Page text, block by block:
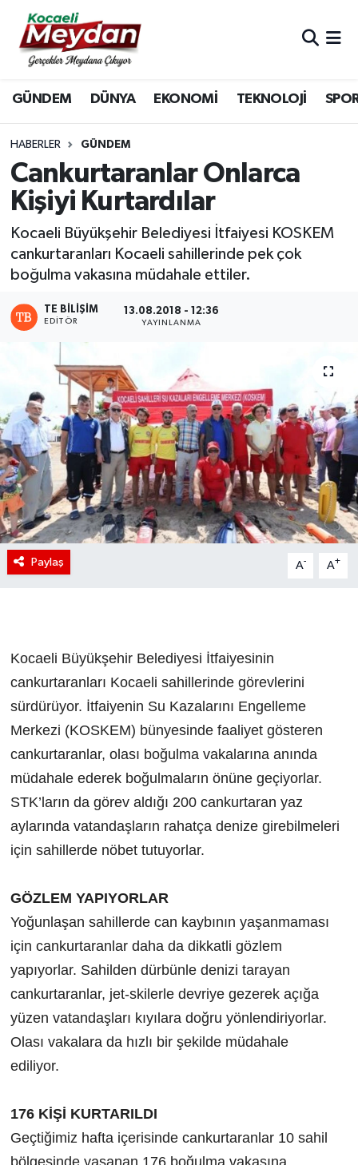
GÜNDEM DÜNYA EKONOMİ TEKNOLOJİ
HABERLER GÜNDEM
Cankurtaranlar Onlarca
Kişiyi Kurtardılar
Kocaeli Büyükşehir Belediyesi İtfaiyesi KOSKEM
cankurtaranları Kocaeli sahillerinde pek çok
boğulma vakasına müdahale ettiler.
TE BILIŞIM
EDITÖR
13.08.2018 - 12:36
YAYINLANMA
Paylaş A- A+
Kocaeli Büyükşehir Belediyesi İtfaiyesinin
cankurtaranları Kocaeli sahillerinde görevlerini
sürdürüyor. İtfaiyenin Su Kazalarını Engelleme
Merkezi (KOSKEM) bünyesinde faaliyet gösteren
cankurtaranlar, olası boğulma vakalarına anında
müdahale ederek boğulmaların önüne geçiyorlar.
STK’ların da görev aldığı 200 cankurtaran yaz
aylarında vatandaşların rahatça denize girebilmeleri
için sahillerde nöbet tutuyorlar.
GÖZLEM YAPIYORLAR
Yoğunlaşan sahillerde can kaybının yaşanmaması
için cankurtaranlar daha da dikkatli gözlem
yapıyorlar. Sahilden dürbünle denizi tarayan
cankurtaranlar, jet-skilerle devriye gezerek açığa
yüzen vatandaşları kıyılara doğru yönlendiriyorlar.
Olası vakalara da hızlı bir şekilde müdahale
ediliyor.
176 KİŞİ KURTARILDI
Geçtiğimiz hafta içerisinde cankurtaranlar 10 sahil
bölgesinde yaşanan 176 boğulma vakasına
Nöbetçi Eczaneler
Hava Durumu
Trafik Durumu
Süper Lig Puan Durumu ve Fikstür
Haber Arşivi